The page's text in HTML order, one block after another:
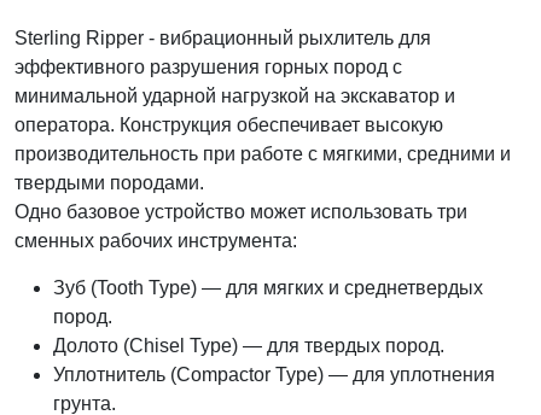
Sterling Ripper - вибрационный рыхлитель для
эффективного разрушения горных пород с
минимальной ударной нагрузкой на экскаватор и
оператора. Конструкция обеспечивает высокую
производительность при работе с мягкими, средними и
твердыми породами.
Одно базовое устройство может использовать три
сменных рабочих инструмента:
Зуб (Tooth Type) — для мягких и среднетвердых
пород.
Долото (Chisel Type) — для твердых пород.
Уплотнитель (Compactor Type) — для уплотнения
грунта.